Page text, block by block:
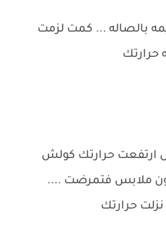
بالصاله ... كمت لزمت
حرارتك
ارتفعت حرارتك كولش
ملابس فتمرضت ....
حرارتك